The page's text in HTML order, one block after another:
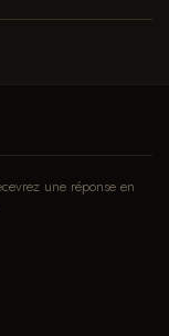
une réponse en